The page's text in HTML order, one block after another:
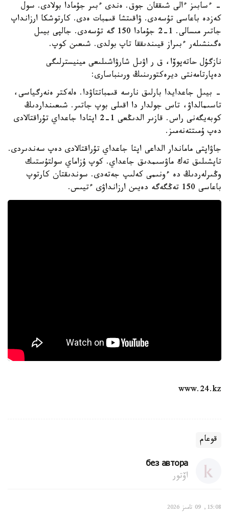
- ءسابىز ءالى شىققان جوق. ەندى ءبىر جۇمادا بولادى. سول
كەزدە باعاسى تۇسەدى. ۋاقىتشا قىمبات ەدى. كارتوشكا ارزانداپ
جاتىر مىسالى. 1-2 جۇمادا 150 گە تۇسەدى. جالپى بيىل
ەگىنشىلەر ءبىراز قيىندىققا تاپ بولدى. شىعىن كوپ.
نازگۇل حاتەپوۆا، ق ر اۋىل شارۋاشىلىعى مينيسترلىگى
دەپارتامەنتى ديرەكتورىنىڭ ورىنباسارى:
- بيىل جاعدايدا بارلىق نارسە قىمباتتاۋدا. ەلەكتر ەنەرگياسى،
تاسىمالداۋ، تاس جولدار دا اقىلى بوپ جاتىر. شىعىنداردىڭ
كوبەيگەنى راس. قازىر الدىڭعى 1-2 اپتادا جاعداي تۇراقتالادى
دەپ ۇمىتتەنەمىز.
جاۋاپتى ماماندار الداعى اپتا جاعداي تۇراقتالادى دەپ سەندىردى.
تاپشىلىق تەك ماۋسىمدىق جاعداي. كوپ ۇزاماي سولتۇستىك
وڭىرلەردىڭ دە ءونىمى كەلىپ جەتەدى. سوندىقتان كارتوپ
باعاسى 150 تەڭگەگە دەيىن ارزانداۋى ءتيىس.
www.24.kz
قوعام
без автора
اۆتور
15:08, 09 تامىز 2026